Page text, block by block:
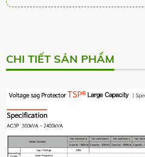
CHI TIẾT SẢN PHẨM